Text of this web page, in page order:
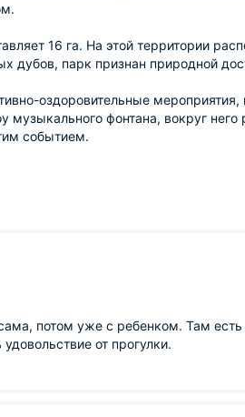
16 га. На этой территории
дубов, парк признан природной
оздоровительные
музыкального фонтана, вокруг
событием.
потом уже с ребенком. Там
от прогулки.